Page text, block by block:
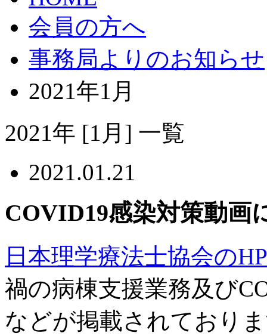
会員の方へ
事務局よりのお知らせ
2021年1月
2021年 [1月] 一覧
2021.01.21
COVID19感染対策動画
日本理学療法士協会のHP
禍の病棟支援業務及び
などが掲載されており